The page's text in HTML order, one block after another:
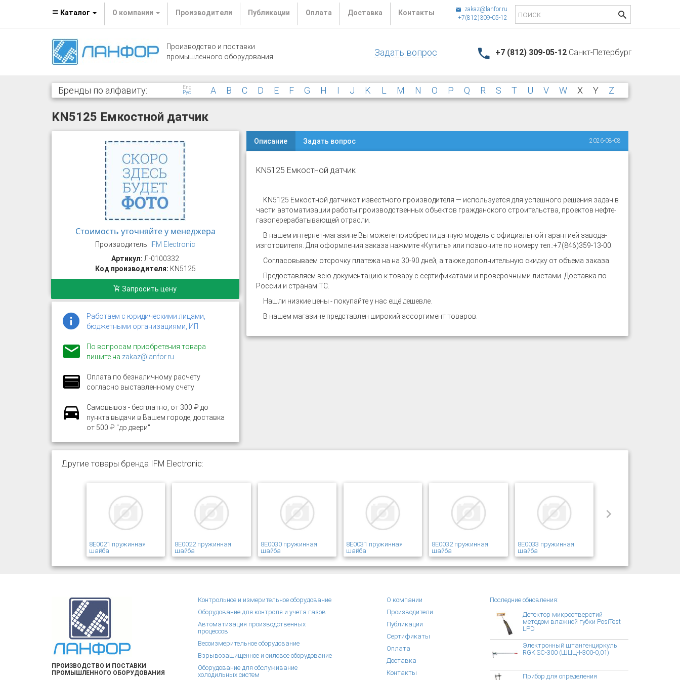
Каталог О компании Производители Публикации Оплата Доставка Контакты
zakaz@lanfor.ru
+7(812)309-05-12
Производство и поставки
промышленного оборудования
Задать вопрос +7 (812) 309-05-12 Санкт-Петербург
Бренды по алфавиту:
Eng
Рус
A B C D E F G H I J K L M N O P Q R S T U VW X Y Z
KN5125 Емкостной датчик
Стоимость уточняйте у менеджера
Производитель: IFM Electronic
Артикул: Л-0100332
Код производителя: KN5125
Запросить цену
Работаем с юридическими лицами,
бюджетными организациями, ИП
По вопросам приобретения товара
пишите на zakaz@lanfor.ru
Оплата по безналичному расчету
согласно выставленному счету
Самовывоз - бесплатно, от 300 ₽ до
пункта выдачи в Вашем городе, доставка
от 500 ₽ "до двери"
Описание Задать вопрос 2026-08-08
KN5125 Емкостной датчик
KN5125 Емкостной датчикот известного производителя — используется для успешного решения задач в
части автоматизации работы производственных объектов гражданского строительства, проектов нефте-
газоперерабатывающей отрасли.
В нашем интернет-магазине Вы можете приобрести данную модель с официальной гарантией завода-
изготовителя. Для оформления заказа нажмите «Купить» или позвоните по номеру тел.:+7(846)359-13-00
Согласовываем отсрочку платежа на на 30-90 дней, а также дополнительную скидку от объема заказа.
Предоставляем всю документацию к товару с сертификатами и проверочными листами. Доставка по
России и странам ТС.
Нашли низкие цены - покупайте у нас ещё дешевле.
В нашем магазине представлен широкий ассортимент товаров
Другие товары бренда IFM Electronic:
8E0021 пружинная
шайба
8E0022 пружинная
шайба
8E0030 пружинная
шайба
8E0031 пружинная
шайба
8E0032 пружинная
шайба
8E0033 пружинная
шайба
ПРОИЗВОДСТВО И ПОСТАВКИ
ПРОМЫШЛЕННОГО ОБОРУДОВАНИЯ
Контрольное и измерительное оборудование
Оборудование для контроля и учета газов
Автоматизация производственных
процессов
Весоизмерительное оборудование
Взрывозащищенное и силовое оборудование
Оборудование для обслуживание
холодильных систем
О компании
Производители
Публикации
Сертификаты
Оплата
Доставка
Контакты
Последние обновления:
Детектор микроотверстий
методом влажной губки PosiTest
LPD
Электронный штангенциркуль
RGK SC-300 (ШЦЦ-I-300-0,01)
Прибор для определения